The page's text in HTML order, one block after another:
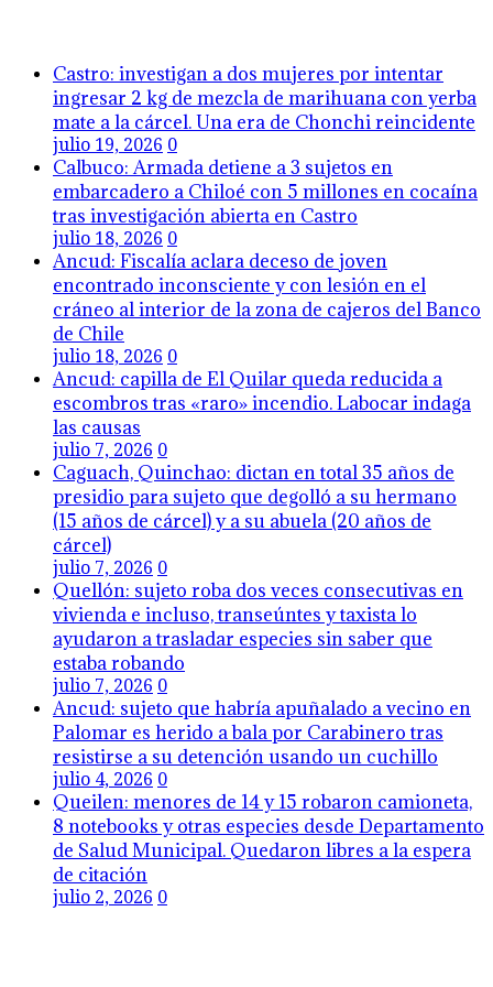
Castro: investigan a dos mujeres por intentar
ingresar 2 kg de mezcla de marihuana con yerba
mate a la cárcel. Una era de Chonchi reincidente
julio 19, 2026 0
Calbuco: Armada detiene a 3 sujetos en
embarcadero a Chiloé con 5 millones en cocaína
tras investigación abierta en Castro
julio 18, 2026 0
Ancud: Fiscalía aclara deceso de joven
encontrado inconsciente y con lesión en el
cráneo al interior de la zona de cajeros del Banco
de Chile
julio 18, 2026 0
Ancud: capilla de El Quilar queda reducida a
escombros tras «raro» incendio. Labocar indaga
las causas
julio 7, 2026 0
Caguach, Quinchao: dictan en total 35 años de
presidio para sujeto que degolló a su hermano
(15 años de cárcel) y a su abuela (20 años de
cárcel)
julio 7, 2026 0
Quellón: sujeto roba dos veces consecutivas en
vivienda e incluso, transeúntes y taxista lo
ayudaron a trasladar especies sin saber que
estaba robando
julio 7, 2026 0
Ancud: sujeto que habría apuñalado a vecino en
Palomar es herido a bala por Carabinero tras
resistirse a su detención usando un cuchillo
julio 4, 2026 0
Queilen: menores de 14 y 15 robaron camioneta,
8 notebooks y otras especies desde Departamento
de Salud Municipal. Quedaron libres a la espera
de citación
julio 2, 2026 0